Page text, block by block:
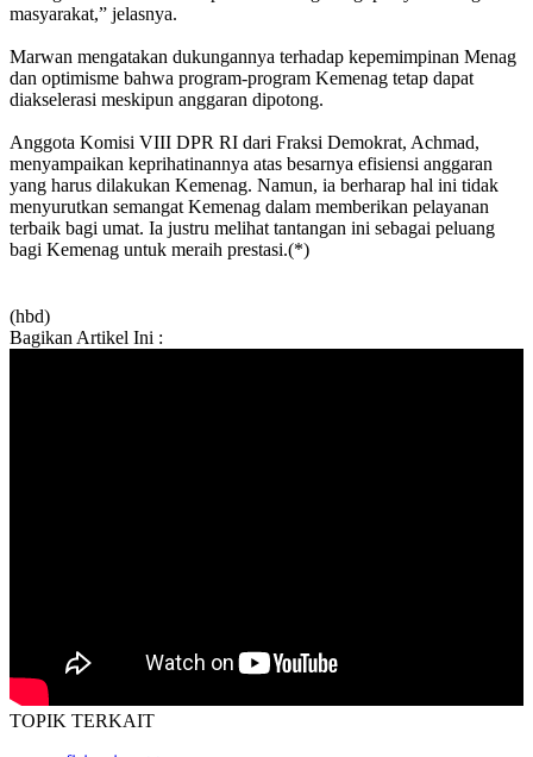
masyarakat,” jelasnya.
Marwan mengatakan dukungannya terhadap kepemimpinan Menag
dan optimisme bahwa program-program Kemenag tetap dapat
diakselerasi meskipun anggaran dipotong.
Anggota Komisi VIII DPR RI dari Fraksi Demokrat, Achmad,
menyampaikan keprihatinannya atas besarnya efisiensi anggaran
yang harus dilakukan Kemenag. Namun, ia berharap hal ini tidak
menyurutkan semangat Kemenag dalam memberikan pelayanan
terbaik bagi umat. Ia justru melihat tantangan ini sebagai peluang
bagi Kemenag untuk meraih prestasi.(*)
(hbd)
Bagikan Artikel Ini :
TOPIK TERKAIT